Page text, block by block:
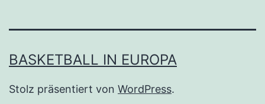
BASKETBALL IN EUROPA
Stolz präsentiert von WordPress.